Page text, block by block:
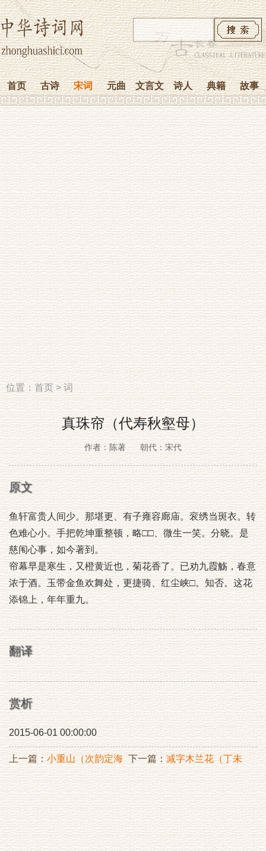
首页 古诗 宋词 元曲 文言文 诗人 典籍 故事
位置：首页>词
真珠帘（代寿秋壑母）
作者：陈著 朝代：宋代
原文
鱼轩富贵人间少。那堪更、有子雍容廊庙。衮绣当斑衣。转
色难心小。手把乾坤重整顿，略□□、微生一笑。分晓。是
慈闱心事，如今著到。
帘幕早是寒生，又橙黄近也，菊花香了。已劝九霞觞，春意
浓于酒。玉带金鱼欢舞处，更捷骑、红尘峡□。知否。这花
添锦上，年年重九。
翻译
赏析
2015-06-01 00:00:00
上一篇：小重山（次韵定海
赵簿咏梅）
下一篇：减字木兰花（丁未
泊丈亭）